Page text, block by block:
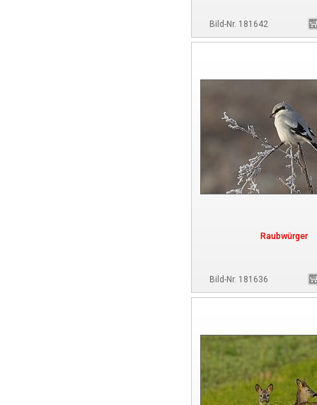
Bild-Nr. 181642
Raubwürger
Bild-Nr. 181636